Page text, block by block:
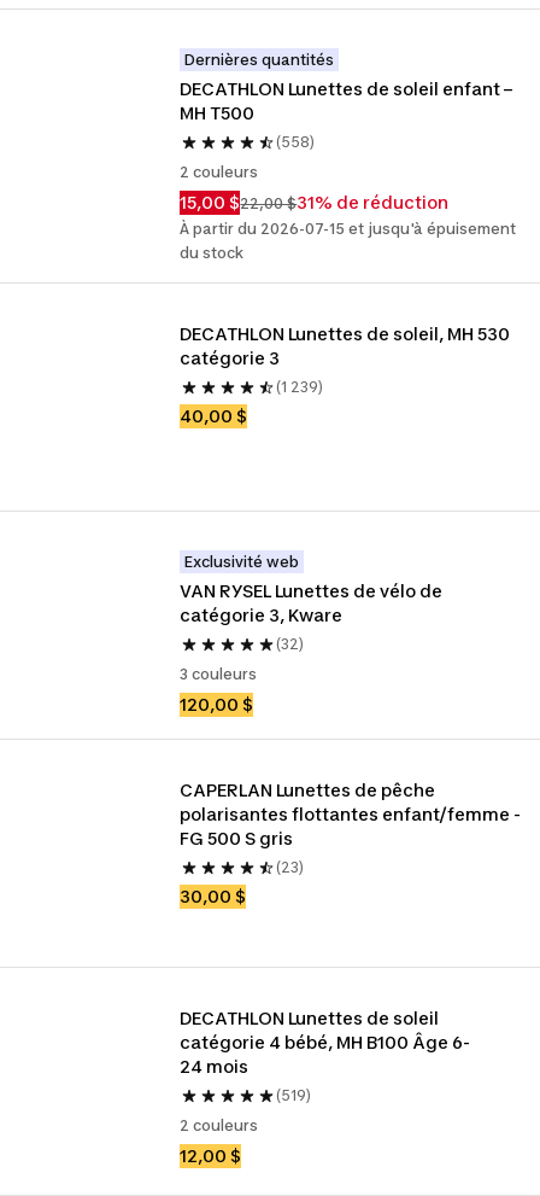
Dernières quantités
DECATHLON Lunettes de soleil enfant –
MH T500
(558)
2 couleurs
15,00 $22,00 $31% de réduction
À partir du 2026-07-15 et jusqu'à épuisement
du stock
DECATHLON Lunettes de soleil, MH 530
catégorie 3
(1 239)
40,00 $
Exclusivité web
VAN RYSEL Lunettes de vélo de
catégorie 3, Kware
(32)
3 couleurs
120,00 $
CAPERLAN Lunettes de pêche
polarisantes flottantes enfant/femme -
FG 500 S gris
(23)
30,00 $
DECATHLON Lunettes de soleil
catégorie 4 bébé, MH B100 Âge 6-
24 mois
(519)
2 couleurs
12,00 $